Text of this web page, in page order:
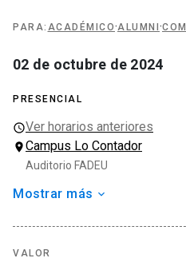
PARA: ACADÉMICO·ALUMNI ·
02 de octubre de 2024
PRESENCIAL
Ver horarios anteriores
Campus Lo Contador
Auditorio FADEU
Organizador
Mostrar más
VALOR